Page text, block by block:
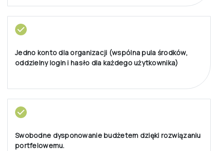
Jedno konto dla organizacji (wspólna pula środków,
oddzielny login i hasło dla każdego użytkownika)
Swobodne dysponowanie budżetem dzięki rozwiązaniu
portfelowemu.